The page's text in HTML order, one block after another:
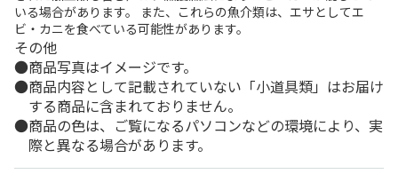
いる場合があります。 また、これらの魚介類は、エサとしてエ
ビ・カニを食べている可能性があります。
その他
商品写真はイメージです。
商品内容として記載されていない「小道具類」はお届け
する商品に含まれておりません。
商品の色は、ご覧になるパソコンなどの環境により、実
際と異なる場合があります。